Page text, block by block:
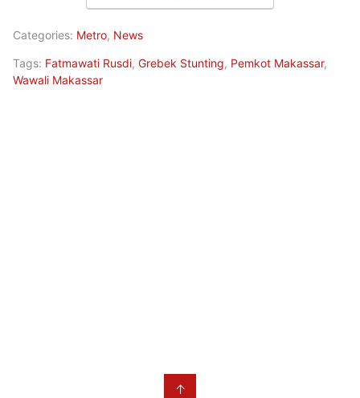
Categories: Metro, News
Tags: Fatmawati Rusdi, Grebek Stunting, Pemkot Makassar,
Wawali Makassar
↑